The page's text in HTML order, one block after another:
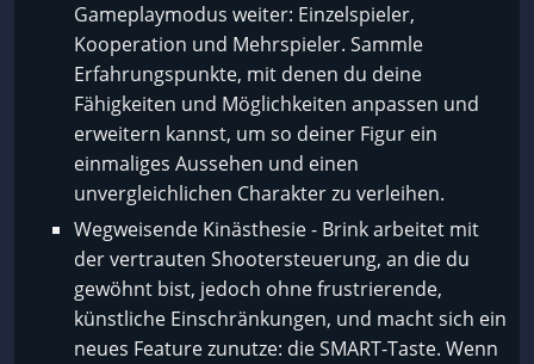
Gameplaymodus weiter: Einzelspieler,
Kooperation und Mehrspieler. Sammle
Erfahrungspunkte, mit denen du deine
Fähigkeiten und Möglichkeiten anpassen und
erweitern kannst, um so deiner Figur ein
einmaliges Aussehen und einen
unvergleichlichen Charakter zu verleihen.
Wegweisende Kinästhesie - Brink arbeitet mit
der vertrauten Shootersteuerung, an die du
gewöhnt bist, jedoch ohne frustrierende,
künstliche Einschränkungen, und macht sich ein
neues Feature zunutze: die SMART-Taste. Wenn